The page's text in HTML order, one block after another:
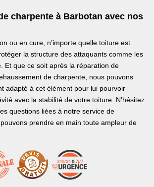
charpente à Barbotan avec nos
ou en cure, n’importe quelle toiture est
la structure des attaquants comme les
Et que ce soit après la réparation de
de charpente, nous pouvons
adapté à cet élément pour lui pourvoir
avec la stabilité de votre toiture. N’hésitez
questions liées à notre service de
prendre en main toute ampleur de